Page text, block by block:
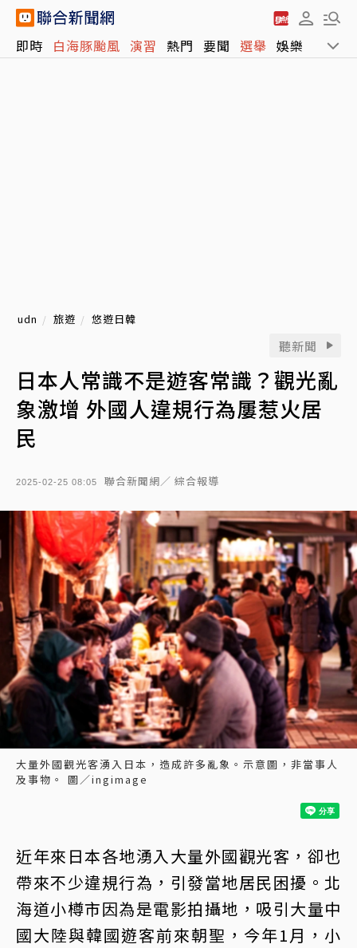
即時 白海豚颱風 演習 熱門 要聞 選舉 娛樂 運動
udn 旅遊 悠遊日韓
聽新聞
日本人常識不是遊客常識？觀光亂
象激增 外國人違規行為屢惹火居
民
2025-02-25 08:05 聯合新聞網／ 綜合報導
大量外國觀光客湧入日本，造成許多亂象。示意圖，非當事人
及事物。 圖／ingimage
近年來日本各地湧入大量外國觀光客，卻也
帶來不少違規行為，引發當地居民困擾。北
海道小樽市因為是電影拍攝地，吸引大量中
國大陸與韓國遊客前來朝聖，今年1月，小